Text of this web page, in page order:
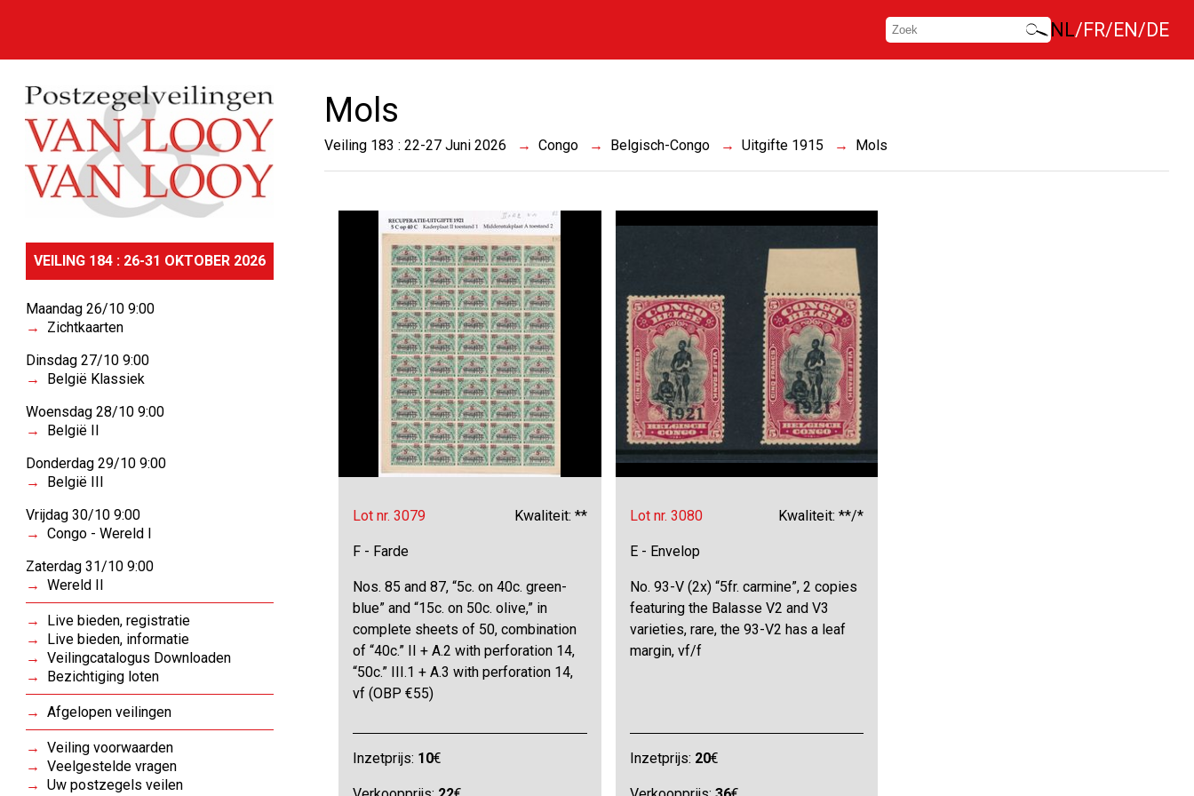
NL FR EN DE
VEILING 184 : 26-31 OKTOBER 2026
Maandag 26/10 9:00
Zichtkaarten
Dinsdag 27/10 9:00
België Klassiek
Woensdag 28/10 9:00
België II
Donderdag 29/10 9:00
België III
Vrijdag 30/10 9:00
Congo - Wereld I
Zaterdag 31/10 9:00
Wereld II
Live bieden, registratie
Live bieden, informatie
Veilingcatalogus Downloaden
Bezichtiging loten
Afgelopen veilingen
Veiling voorwaarden
Veelgestelde vragen
Uw postzegels veilen
Mols
Veiling 183 : 22-27 Juni 2026 Congo Belgisch-Congo Uitgifte 1915 Mols
Lot nr. 3079 Kwaliteit: **
F - Farde
Nos. 85 and 87, “5c. on 40c. green-
blue” and “15c. on 50c. olive,” in
complete sheets of 50, combination
of “40c.” II + A.2 with perforation 14,
“50c.” III.1 + A.3 with perforation 14,
vf (OBP €55)
Inzetprijs: 10€
Lot nr. 3080 Kwaliteit: **/*
E - Envelop
No. 93-V (2x) “5fr. carmine”, 2 copies
featuring the Balasse V2 and V3
varieties, rare, the 93-V2 has a leaf
margin, vf/f
Inzetprijs: 20€